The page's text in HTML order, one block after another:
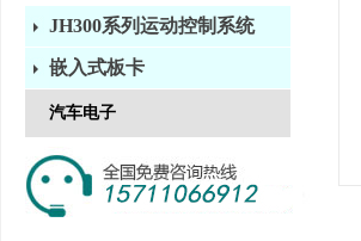
JH300系列运动控制系统
嵌入式板卡
汽车电子